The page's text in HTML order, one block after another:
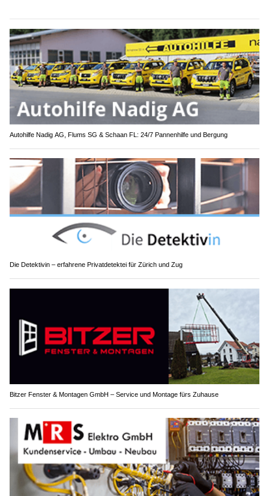
Autohilfe Nadig AG, Flums SG & Schaan FL: 24/7 Pannenhilfe und Bergung
Die Detektivin – erfahrene Privatdetektei für Zürich und Zug
Bitzer Fenster & Montagen GmbH – Service und Montage fürs Zuhause